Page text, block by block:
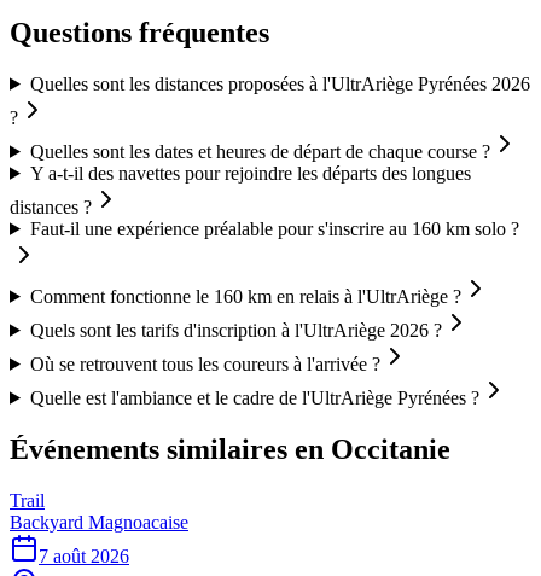
Questions fréquentes
Quelles sont les distances proposées à l'UltrAriège Pyrénées 2026
?
Quelles sont les dates et heures de départ de chaque course ?
Y a-t-il des navettes pour rejoindre les départs des longues
distances ?
Faut-il une expérience préalable pour s'inscrire au 160 km solo ?
Comment fonctionne le 160 km en relais à l'UltrAriège ?
Quels sont les tarifs d'inscription à l'UltrAriège 2026 ?
Où se retrouvent tous les coureurs à l'arrivée ?
Quelle est l'ambiance et le cadre de l'UltrAriège Pyrénées ?
Événements similaires en Occitanie
Trail
Backyard Magnoacaise
7 août 2026